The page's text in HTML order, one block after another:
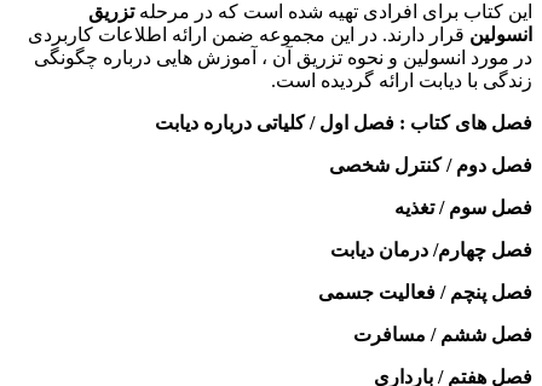
این کتاب برای افرادی تهیه شده است که در مرحلهتزریق
انسولین قرار دارند. در این مجموعه ضمن ارائه اطلاعات کاربردی
در مورد انسولین و نحوه تزریق آن ، آموزش هایی درباره چگونگی
زندگی با دیابت ارائه گردیده است.
فصل های کتاب : فصل اول / کلیاتی درباره دیابت
فصل دوم / کنترل شخصی
فصل سوم / تغذیه
فصل چهارم/ درمان دیابت
فصل پنچم / فعالیت جسمی
فصل ششم / مسافرت
فصل هفتم / بارداری